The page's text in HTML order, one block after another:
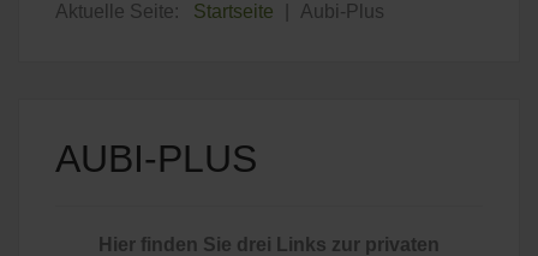
Aktuelle Seite: Startseite Aubi-Plus
AUBI-PLUS
Hier finden Sie drei Links zur privaten